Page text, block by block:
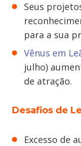
Seus
para a sua
Vênus em
julho)
de atração.
Desafios de
Excesso de